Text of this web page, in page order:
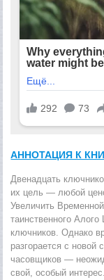
АННОТАЦИЯ К
Двенадцать
их цель — любой
Увеличить
таинственного
ключников. Однако
разгорается с
часовщиков —
свой, особый